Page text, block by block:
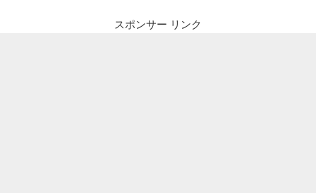
スポンサー リンク